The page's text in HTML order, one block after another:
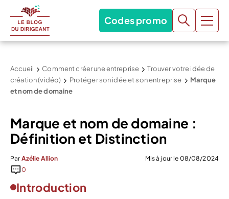
Codes promo
Accueil Comment créer une entreprise
Trouver votre idée de
création (vidéo)
Protéger son idée et son entreprise
Marque
et nom de domaine
Marque et nom de domaine :
Définition et Distinction
Par Azélie Allion
Mis à jour le 08/08/2024
0
Introduction